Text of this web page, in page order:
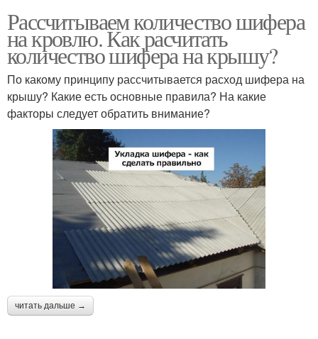
Рассчитываем количество шифера
на кровлю. Как расчитать
количество шифера на крышу?
По какому принципу рассчитывается расход шифера на
крышу? Какие есть основные правила? На какие
факторы следует обратить внимание?
читать дальше →